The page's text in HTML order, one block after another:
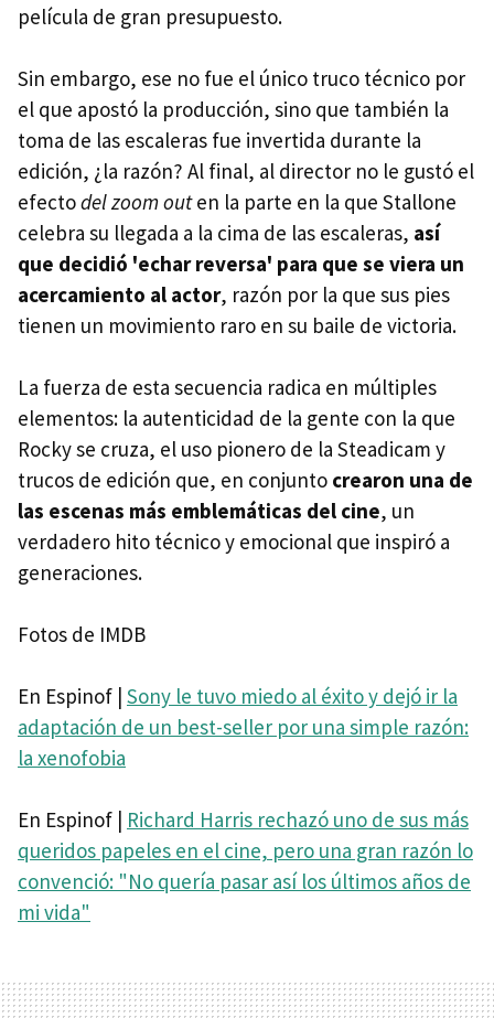
película de gran presupuesto.
Sin embargo, ese no fue el único truco técnico por
el que apostó la producción, sino que también la
toma de las escaleras fue invertida durante la
edición, ¿la razón? Al final, al director no le gustó el
efectodel zoom outen la parte en la que Stallone
celebra su llegada a la cima de las escaleras, así
que decidió 'echar reversa' para que se viera un
acercamiento al actor, razón por la que sus pies
tienen un movimiento raro en su baile de victoria.
La fuerza de esta secuencia radica en múltiples
elementos: la autenticidad de la gente con la que
Rocky se cruza, el uso pionero de la Steadicam y
trucos de edición que, en conjunto crearon una de
las escenas más emblemáticas del cine, un
verdadero hito técnico y emocional que inspiró a
generaciones.
Fotos de IMDB
En Espinof | Sony le tuvo miedo al éxito y dejó ir la
adaptación de un best-seller por una simple razón:
la xenofobia
En Espinof | Richard Harris rechazó uno de sus más
queridos papeles en el cine, pero una gran razón lo
convenció: "No quería pasar así los últimos años de
mi vida"